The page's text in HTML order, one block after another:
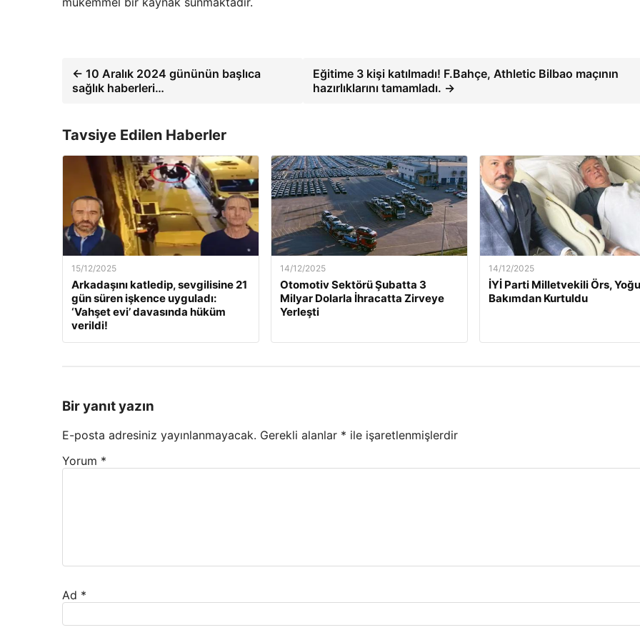
← 10 Aralık 2024 gününün başlıca
sağlık haberleri…
Eğitime 3 kişi katılmadı! F.Bahçe, Athletic Bilbao maçının
hazırlıklarını tamamladı. →
Tavsiye Edilen Haberler
15/12/2025
Arkadaşını katledip, sevgilisine 21
gün süren işkence uyguladı:
‘Vahşet evi’ davasında hüküm
verildi!
14/12/2025
Otomotiv Sektörü Şubatta 3
Milyar Dolarla İhracatta Zirveye
Yerleşti
14/12/2025
İYİ Parti Milletvekili Örs,
Bakımdan Kurtuldu
Bir yanıt yazın
E-posta adresiniz yayınlanmayacak. Gerekli alanlar * ile işaretlenmişlerdir
Yorum *
Ad *